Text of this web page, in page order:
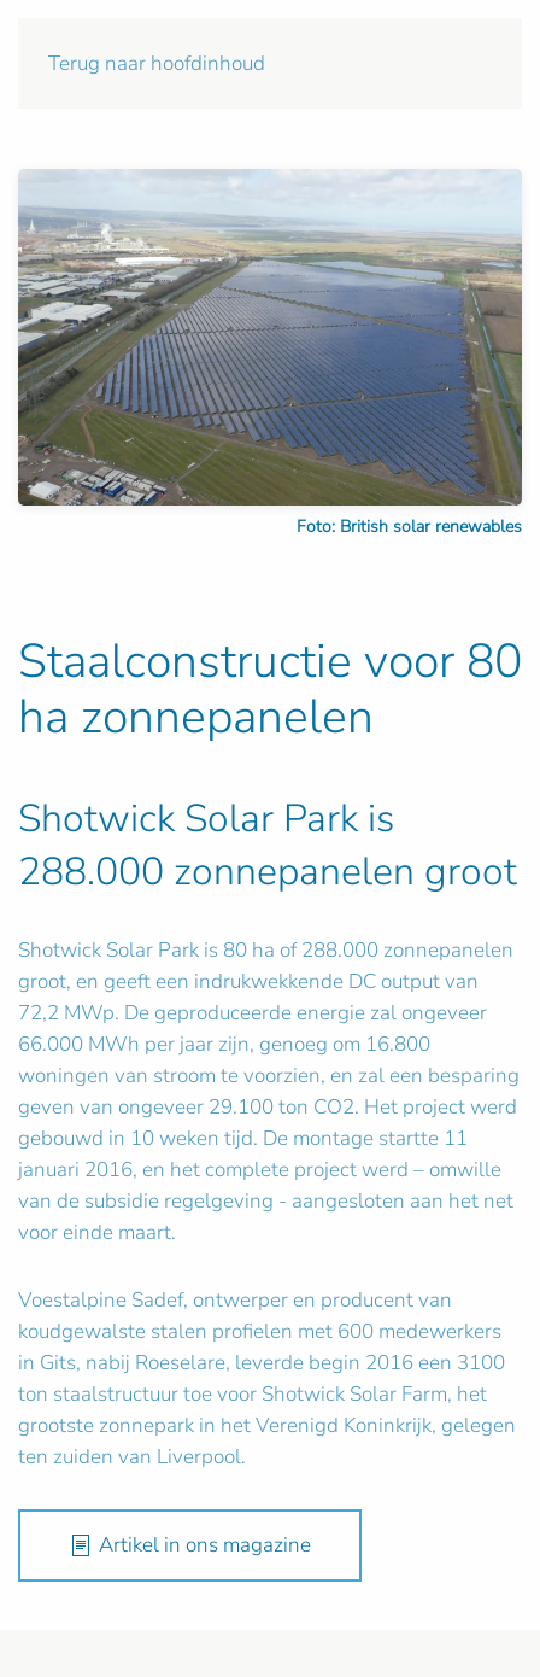
Terug naar hoofdinhoud
Foto: British solar renewables
Staalconstructie voor 80
ha zonnepanelen
Shotwick Solar Park is
288.000 zonnepanelen groot
Shotwick Solar Park is 80 ha of 288.000 zonnepanelen
groot, en geeft een indrukwekkende DC output van
72,2 MWp. De geproduceerde energie zal ongeveer
66.000 MWh per jaar zijn, genoeg om 16.800
woningen van stroom te voorzien, en zal een besparing
geven van ongeveer 29.100 ton CO2. Het project werd
gebouwd in 10 weken tijd. De montage startte 11
januari 2016, en het complete project werd – omwille
van de subsidie regelgeving - aangesloten aan het net
voor einde maart.
Voestalpine Sadef, ontwerper en producent van
koudgewalste stalen profielen met 600 medewerkers
in Gits, nabij Roeselare, leverde begin 2016 een 3100
ton staalstructuur toe voor Shotwick Solar Farm, het
grootste zonnepark in het Verenigd Koninkrijk, gelegen
ten zuiden van Liverpool.
Artikel in ons magazine